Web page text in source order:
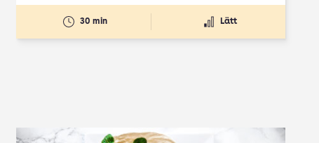
30 min Lätt